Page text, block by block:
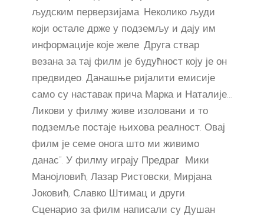
људским перверзијама. Неколико људи
који остале држе у подземљу и дају им
информације које желе. Друга ствар
везана за тај филм је будућност коју је он
предвидео. Данашње ријалити емисије
само су наставак прича Марка и Наталије…
Ликови у филму живе изоловани и то
подземље постаје њихова реалност. Овај
филм је семе онога што ми живимо
данас“. У филму играју Предраг Мики
Манојловић, Лазар Ристовски, Мирјана
Јоковић, Славко Штимац и други.
Сценарио за филм написали су Душан